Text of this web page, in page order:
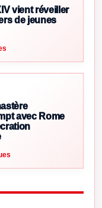
vient réveiller
de jeunes
avec Rome